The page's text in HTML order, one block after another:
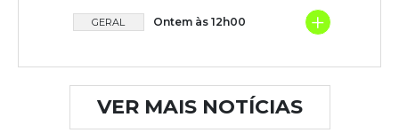
GERAL Ontem às 12h00 +
VER MAIS NOTÍCIAS